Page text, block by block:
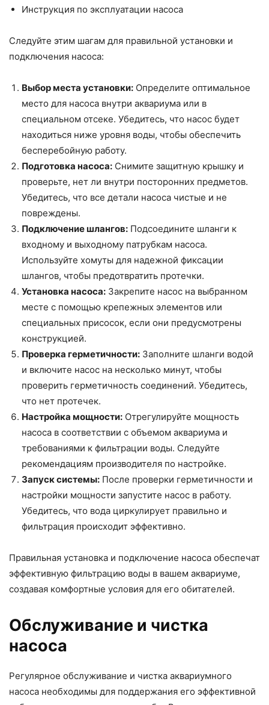
Инструкция по эксплуатации насоса
Следуйте этим шагам для правильной установки и
подключения насоса:
Выбор места установки: Определите оптимальное
место для насоса внутри аквариума или в
специальном отсеке. Убедитесь, что насос будет
находиться ниже уровня воды, чтобы обеспечить
бесперебойную работу.
Подготовка насоса: Снимите защитную крышку и
проверьте, нет ли внутри посторонних предметов.
Убедитесь, что все детали насоса чистые и не
повреждены.
Подключение шлангов: Подсоедините шланги к
входному и выходному патрубкам насоса.
Используйте хомуты для надежной фиксации
шлангов, чтобы предотвратить протечки.
Установка насоса: Закрепите насос на выбранном
месте с помощью крепежных элементов или
специальных присосок, если они предусмотрены
конструкцией.
Проверка герметичности: Заполните шланги водой
и включите насос на несколько минут, чтобы
проверить герметичность соединений. Убедитесь,
что нет протечек.
Настройка мощности: Отрегулируйте мощность
насоса в соответствии с объемом аквариума и
требованиями к фильтрации воды. Следуйте
рекомендациям производителя по настройке.
Запуск системы: После проверки герметичности и
настройки мощности запустите насос в работу.
Убедитесь, что вода циркулирует правильно и
фильтрация происходит эффективно.
Правильная установка и подключение насоса обеспечат
эффективную фильтрацию воды в вашем аквариуме,
создавая комфортные условия для его обитателей.
Обслуживание и чистка
насоса
Регулярное обслуживание и чистка аквариумного
насоса необходимы для поддержания его эффективной